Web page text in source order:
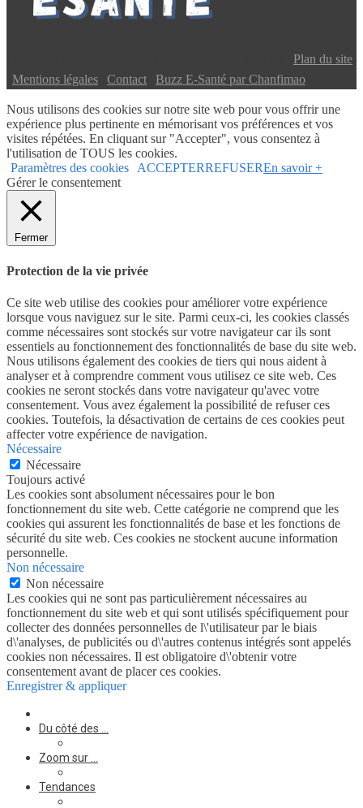
Plan du site
Mentions légales Contact Buzz E-Santé par Chanfimao
Nous utilisons des cookies sur notre site web pour vous offrir une
expérience plus pertinente en mémorisant vos préférences et vos
visites répétées. En cliquant sur "Accepter", vous consentez à
l'utilisation de TOUS les cookies.
Paramètres des cookies ACCEPTERREFUSEREn savoir +
Gérer le consentement
Fermer
Protection de la vie privée
Ce site web utilise des cookies pour améliorer votre expérience
lorsque vous naviguez sur le site. Parmi ceux-ci, les cookies classés
comme nécessaires sont stockés sur votre navigateur car ils sont
essentiels au fonctionnement des fonctionnalités de base du site web.
Nous utilisons également des cookies de tiers qui nous aident à
analyser et à comprendre comment vous utilisez ce site web. Ces
cookies ne seront stockés dans votre navigateur qu'avec votre
consentement. Vous avez également la possibilité de refuser ces
cookies. Toutefois, la désactivation de certains de ces cookies peut
affecter votre expérience de navigation.
Nécessaire
Nécessaire
Toujours activé
Les cookies sont absolument nécessaires pour le bon
fonctionnement du site web. Cette catégorie ne comprend que les
cookies qui assurent les fonctionnalités de base et les fonctions de
sécurité du site web. Ces cookies ne stockent aucune information
personnelle.
Non nécessaire
Non nécessaire
Les cookies qui ne sont pas particulièrement nécessaires au
fonctionnement du site web et qui sont utilisés spécifiquement pour
collecter des données personnelles de l\'utilisateur par le biais
d\'analyses, de publicités ou d\'autres contenus intégrés sont appelés
cookies non nécessaires. Il est obligatoire d\'obtenir votre
consentement avant de placer ces cookies.
Enregistrer & appliquer
Du côté des …
Zoom sur …
Tendances